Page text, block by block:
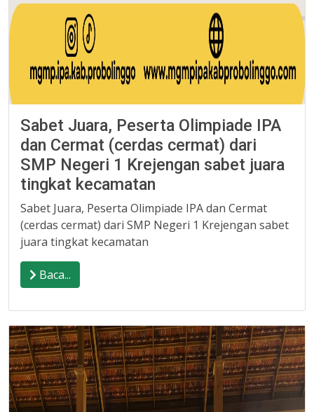
Sabet Juara, Peserta Olimpiade IPA
dan Cermat (cerdas cermat) dari
SMP Negeri 1 Krejengan sabet juara
tingkat kecamatan
Sabet Juara, Peserta Olimpiade IPA dan Cermat
(cerdas cermat) dari SMP Negeri 1 Krejengan sabet
juara tingkat kecamatan
Baca...